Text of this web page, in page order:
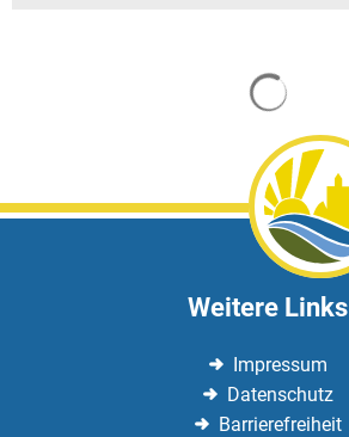
Weitere Links
Impressum
Datenschutz
Barrierefreiheit